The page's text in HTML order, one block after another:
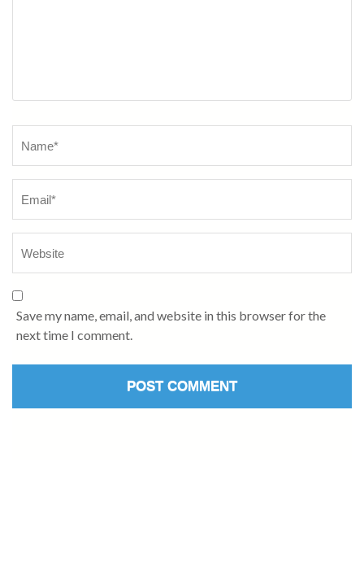
Save my name, email, and website in this browser for the
next time I comment.